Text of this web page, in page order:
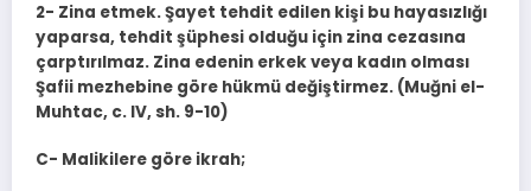
2- Zina etmek. Şayet tehdit edilen kişi bu hayasızlığı
yaparsa, tehdit şüp­hesi olduğu için zina cezasına
çarptırılmaz. Zina edenin erkek veya kadın ol­ması
Şafii mezhebine göre hükmü değiştirmez. (Muğni el-
Muhtac, c. IV, sh. 9-10)
C- Malikilere göre ikrah;